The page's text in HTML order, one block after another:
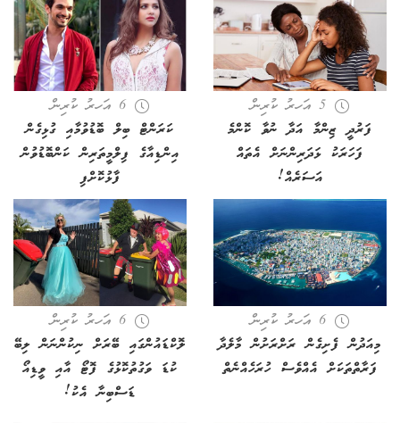
5 އަހރު ކުރިން
ފަރުދީ ޒިންމާ އަދާ ނުވާ ކޮންމެ
ފަހަރަކު ޅަދަރިންނަށް އެތައް
އަސަރެއް!
6 އަހރު ކުރިން
ކަރަންޓް ބިލް ބޮޑުވުމާއި ގުޅިގެން
އިންޑިއާގެ ފިލްމީތަރިން ކަންބޮޑުވުން
ފާޅުކޮށްފި
6 އަހރު ކުރިން
މިއަދުން ފެށިގެން ރަށްރަށުން މާލެދާ
ފަރާތްތަކަށް އެއްވެސް ހުރަހެއްނެތް
6 އަހރު ކުރިން
ލޮކްޑައުންގައި ބޭރަށް ނިކުންނަން ލިބޭ
ކުޑަ ވަގުތުކޮޅުގެ ފޮޓޯ އާއި ވީޑިއޯ
ޑަސްބިނާ އެކު!